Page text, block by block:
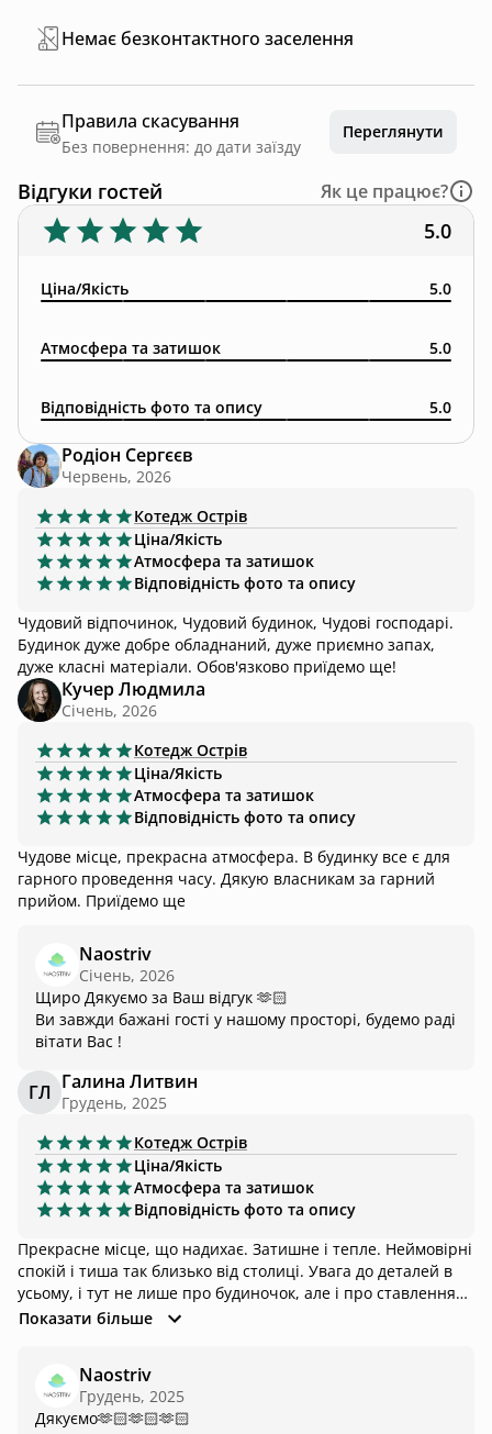
Немає безконтактного заселення
Правила скасування
Без повернення: до дати заїзду
Переглянути
Відгуки гостей Як це працює?
5.0
Ціна/Якість 5.0
Атмосфера та затишок 5.0
Відповідність фото та опису 5.0
Родіон Сергєєв
Червень, 2026
Котедж Острів
Ціна/Якість
Атмосфера та затишок
Відповідність фото та опису
Чудовий відпочинок, Чудовий будинок, Чудові господарі.
Будинок дуже добре обладнаний, дуже приємно запах,
дуже класні матеріали. Обов'язково приїдемо ще!
Кучер Людмила
Січень, 2026
Котедж Острів
Ціна/Якість
Атмосфера та затишок
Відповідність фото та опису
Чудове місце, прекрасна атмосфера. В будинку все є для
гарного проведення часу. Дякую власникам за гарний
прийом. Приїдемо ще
Naostriv
Січень, 2026
Щиро Дякуємо за Ваш відгук 🫶🏻
Ви завжди бажані гості у нашому просторі, будемо раді
вітати Вас !
ГЛ Галина Литвин
Грудень, 2025
Котедж Острів
Ціна/Якість
Атмосфера та затишок
Відповідність фото та опису
Прекрасне місце, що надихає. Затишне і тепле. Неймовірні
спокій і тиша так близько від столиці. Увага до деталей в
усьому, і тут не лише про будиночок, але і про ставлення
власників. Хочеться приїжджати знову. Переконана, що
Показати більше
Naostriv
Грудень, 2025